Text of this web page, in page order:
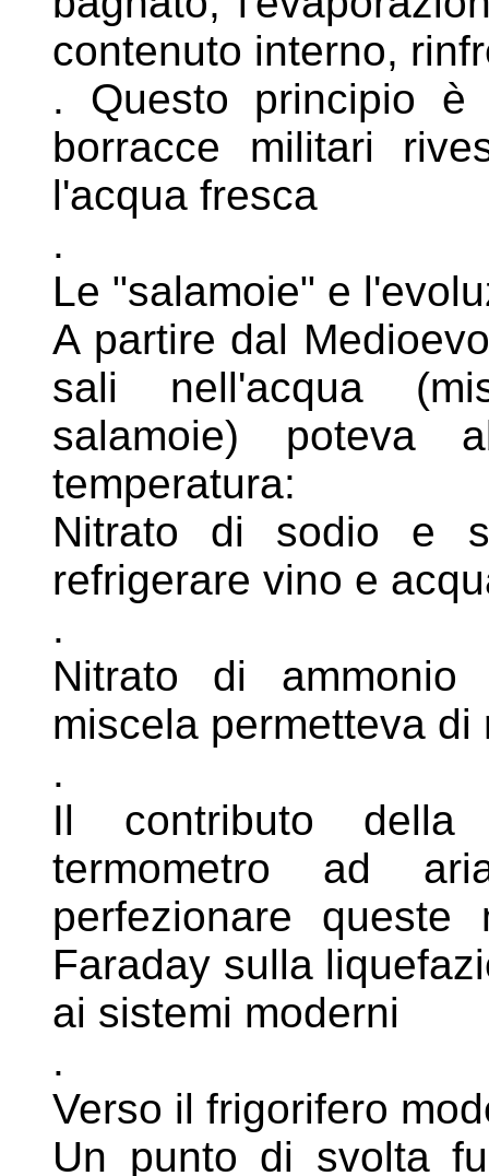
contenuto interno,
. Questo principio
borracce militari
l'acqua fresca
.
Le "salamoie" e
A partire dal
sali nell'acqua
salamoie) poteva
temperatura:
Nitrato di sodio e
refrigerare vino e
.
Nitrato di
miscela permetteva di
.
Il contributo della
termometro ad
perfezionare
Faraday sulla
ai sistemi moderni
.
Verso il frigorifero
Un punto di svolta